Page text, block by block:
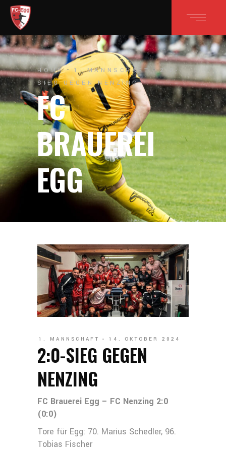
HOME 1. MANNSCHAFT
2:0-
SIEG GEGEN NENZING
FC
BRAUEREI
EGG
1. MANNSCHAFT 14. OKTOBER 2024
2:0-SIEG GEGEN
NENZING
FC Brauerei Egg – FC Nenzing 2:0
(0:0)
Tore für Egg: 70. Marius Schedler, 96.
Tobias Fischer